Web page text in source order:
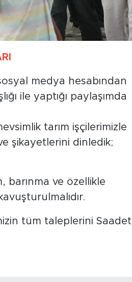
medya hesabından
ile yaptığı paylaşımda
tarım işçilerimizle
şikayetlerini dinledik;
barınma ve özellikle
tüm taleplerini Saadet